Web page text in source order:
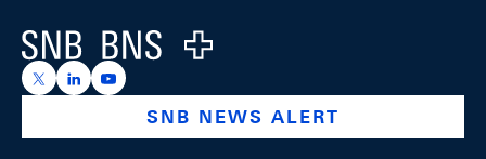
Logo
https://x.com/snb_bns
https://ch.linkedin.com/company/swiss-national-
https://www.youtube.com/@swissnationalbank
SNB NEWS ALERT